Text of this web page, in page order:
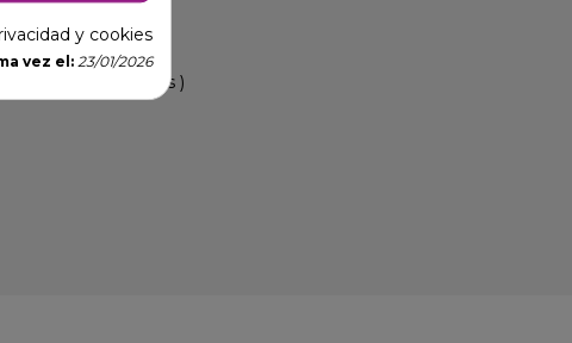
consultar precios )
y cookies
vez el: 23/01/2026